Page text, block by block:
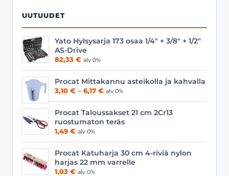
UUTUUDET
Yato Hylsysarja 173 osaa 1/4" + 3/8" + 1/2"
AS-Drive
82,33 € alv 0%
Procat Mittakannu asteikolla ja kahvalla
3,10 € – 6,17 €Hintaluokka:
6,17 €
alv 0%
Procat Taloussakset 21 cm 2Cr13
ruostumaton teräs
1,49 € alv 0%
Procat Katuharja 30 cm 4-riviä nylon
harjas 22 mm varrelle
1,03 € alv 0%